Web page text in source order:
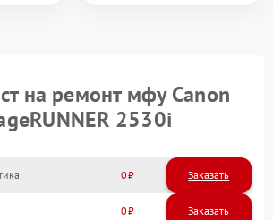
на ремонт мфу Canon
2530i
0 Заказать
0 Заказать